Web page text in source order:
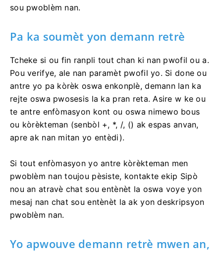
support@binarium.com
Pa ka soumèt yon demann retrè
Tcheke si ou fin ranpli tout chan ki nan pwofil ou a.
Pou verifye, ale nan paramèt pwofil yo. Si done ou
antre yo pa kòrèk oswa enkonplè, demann lan ka
rejte oswa pwosesis la ka pran reta. Asire w ke ou
te antre enfòmasyon kont ou oswa nimewo bous
ou kòrèkteman (senbòl +, *, /, () ak espas anvan,
Si tout enfòmasyon yo antre kòrèkteman men
pwoblèm nan toujou pèsiste, kontakte ekip Sipò
nou an atravè chat sou entènèt la oswa voye yon
mesaj nan chat sou entènèt la ak yon deskripsyon